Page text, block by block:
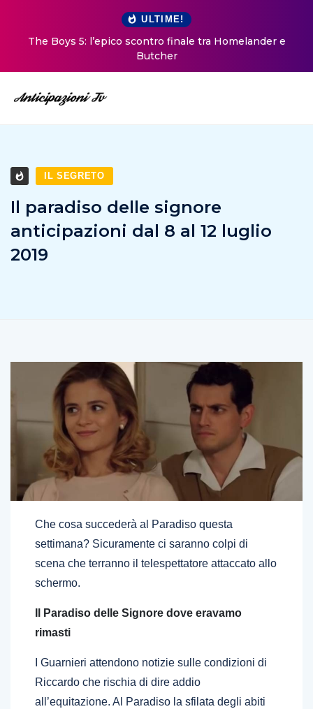
ULTIME!
The Boys 5: l’epico scontro finale tra Homelander e
Butcher
IL SEGRETO
Il paradiso delle signore
anticipazioni dal 8 al 12 luglio
2019
Che cosa succederà al Paradiso questa
settimana? Sicuramente ci saranno colpi di
scena che terranno il telespettatore attaccato allo
schermo.
Il Paradiso delle Signore dove eravamo
rimasti
I Guarnieri attendono notizie sulle condizioni di
Riccardo che rischia di dire addio
all’equitazione. Al Paradiso la sfilata degli abiti